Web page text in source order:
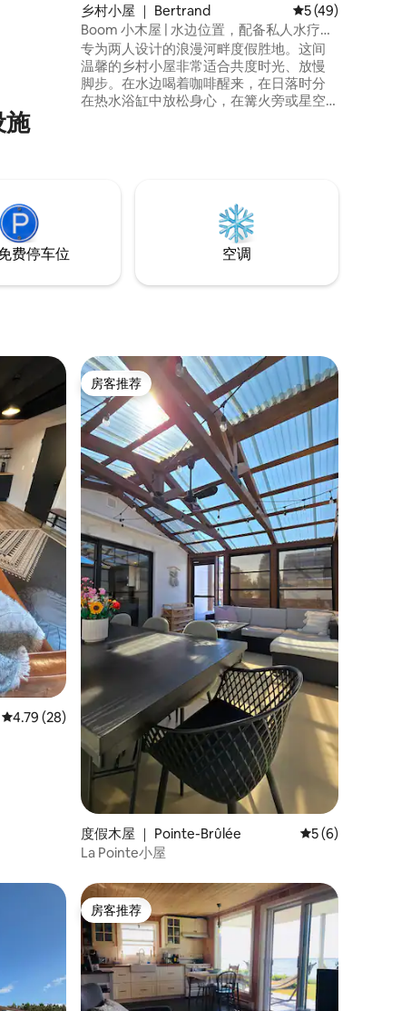
乡村小屋 ｜ Bertrand 平均评分 5 分（满
5 (49)
Boom 小木屋 | 水边位置，配备私人水疗设
施
专为两人设计的浪漫河畔度假胜地。这间
温馨的乡村小屋非常适合共度时光、放慢
脚步。在水边喝着咖啡醒来，在日落时分
在热水浴缸中放松身心，在篝火旁或星空
费停车位 空调
平均评分 4.79 分（满分 5 分），共 28 条评价
4.79 (28)
房客推荐
房客推荐
度假木屋 ｜ Pointe-Brûlée 平均评分 5 分（
5 (6)
La Pointe小屋
房客推荐
房客推荐